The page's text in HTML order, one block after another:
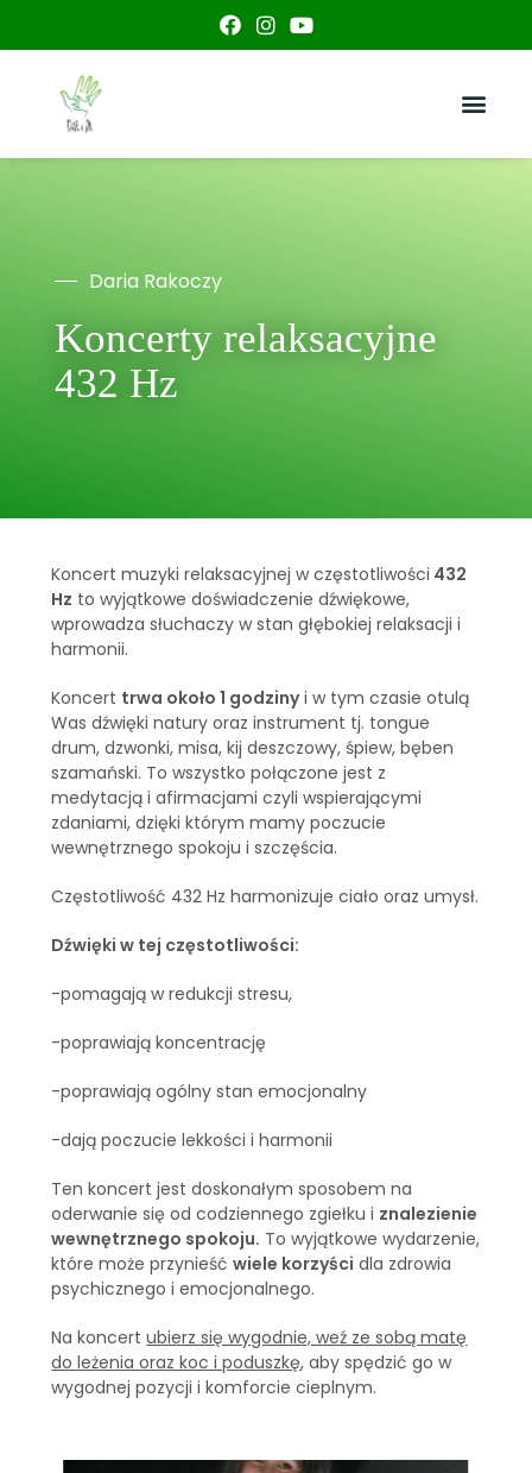
Daria Rakoczy
Koncerty relaksacyjne
432 Hz
Koncert muzyki relaksacyjnej w częstotliwości 432
Hz to wyjątkowe doświadczenie dźwiękowe,
wprowadza słuchaczy w stan głębokiej relaksacji i
harmonii.
Koncert trwa około 1 godzinyi w tym czasie otulą
Was dźwięki natury oraz instrument tj. tongue
drum, dzwonki, misa, kij deszczowy, śpiew, bęben
szamański. To wszystko połączone jest z
medytacją i afirmacjami czyli wspierającymi
zdaniami, dzięki którym mamy poczucie
wewnętrznego spokoju i szczęścia.
Częstotliwość 432 Hz harmonizuje ciało oraz umysł.
Dźwięki w tej częstotliwości:
-pomagają w redukcji stresu,
-poprawiają koncentrację
-poprawiają ogólny stan emocjonalny
-dają poczucie lekkości i harmonii
Ten koncert jest doskonałym sposobem na
oderwanie się od codziennego zgiełku i znalezienie
wewnętrznego spokoju. To wyjątkowe wydarzenie,
które może przynieśćwiele korzyści dla zdrowia
psychicznego i emocjonalnego.
Na koncertubierz się wygodnie, weź ze sobą matę
do leżenia oraz koc i poduszkę, aby spędzić go w
wygodnej pozycji i komforcie cieplnym.